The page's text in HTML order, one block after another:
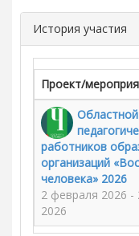
История участия
Проект/
Областной
работников
организаций
человека» 2026
2 февраля 2026 -
2026